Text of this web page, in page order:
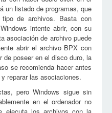
un listado de programas, que
tipo de archivos. Basta con
intente abrir, con su
asociación de archivo puede
abrir el archivo BPX con
de poseer en el disco duro, la
se recomienda hacer antes
reparar las asociaciones.
pero Windows sigue sin
en el ordenador no